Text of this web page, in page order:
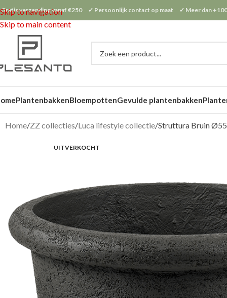
Skip to navigation
Skip to main content
verzending vanaf €250 ✓ Persoonlijk contact op maat ✓ Meer dan
PlantenbakkenBloempottenGevulde plantenbakken
Home ZZ collecties Luca lifestyle collectie Struttura Bruin
UITVERKOCHT